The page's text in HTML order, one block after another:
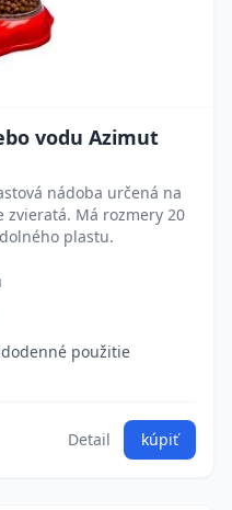
vodu Azimut
nádoba určená na
zvieratá. Má rozmery 20
plastu.
použitie
Detail kúpiť